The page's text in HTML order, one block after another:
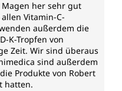
her sehr gut
Vitamin-C-
außerdem die
K-Tropfen von
Zeit. Wir sind überaus
sind außerdem
Produkte von Robert
hatten.